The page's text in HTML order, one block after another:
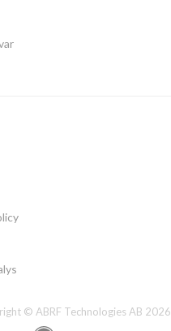
© ABRF Technologies AB 2026